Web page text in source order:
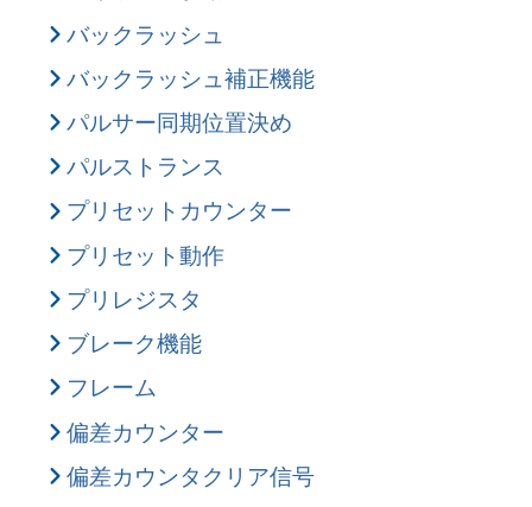
バックラッシュ
バックラッシュ補正機能
パルサー同期位置決め
パルストランス
プリセットカウンター
プリセット動作
プリレジスタ
ブレーク機能
フレーム
偏差カウンター
偏差カウンタクリア信号